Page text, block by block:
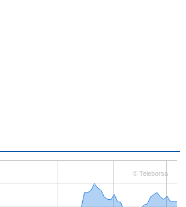
© Teleborsa